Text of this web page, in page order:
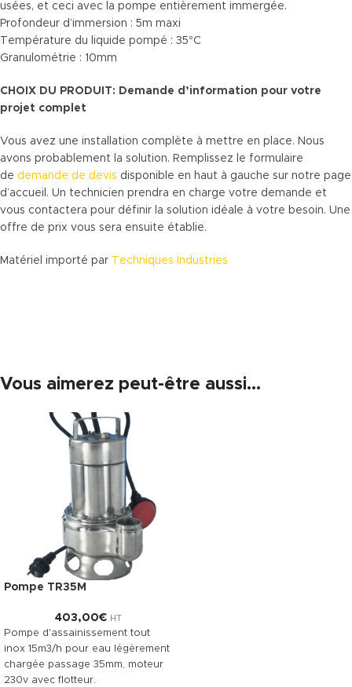
usées, et ceci avec la pompe entièrement immergée.
Profondeur d’immersion : 5m maxi
Température du liquide pompé : 35°C
Granulométrie : 10mm
CHOIX DU PRODUIT: Demande d’information pour votre
projet complet
Vous avez une installation complète à mettre en place. Nous
avons probablement la solution. Remplissez le formulaire
de demande de devis disponible en haut à gauche sur notre page
d’accueil. Un technicien prendra en charge votre demande et
vous contactera pour définir la solution idéale à votre besoin. Une
offre de prix vous sera ensuite établie.
Matériel importé par Techniques Industries
Vous aimerez peut-être aussi…
Pompe TR35M
403,00€ HT
Pompe d'assainissement tout
inox 15m3/h pour eau légèrement
chargée passage 35mm, moteur
230v avec flotteur.